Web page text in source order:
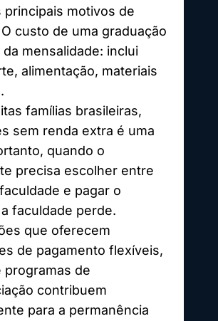
principais motivos de
custo de uma graduação
da mensalidade: inclui
alimentação, materiais
famílias brasileiras,
sem renda extra é uma
quando o
precisa escolher entre
e pagar o
faculdade perde.
que oferecem
de pagamento flexíveis,
programas de
contribuem
para a permanência